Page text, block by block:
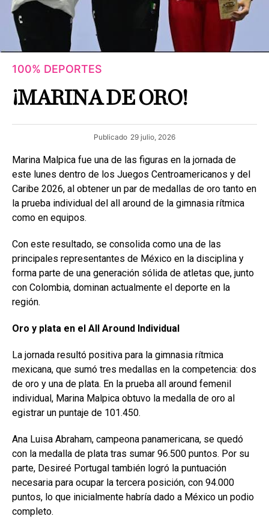
100% DEPORTES
¡MARINA DE ORO!
Publicado 29 julio, 2026
Marina Malpica fue una de las figuras en la jornada de
este lunes dentro de los Juegos Centroamericanos y del
Caribe 2026, al obtener un par de medallas de oro tanto en
la prueba individual del all around de la gimnasia rítmica
como en equipos.
Con este resultado, se consolida como una de las
principales representantes de México en la disciplina y
forma parte de una generación sólida de atletas que, junto
con Colombia, dominan actualmente el deporte en la
región.
Oro y plata en el All Around Individual
La jornada resultó positiva para la gimnasia rítmica
mexicana, que sumó tres medallas en la competencia: dos
de oro y una de plata. En la prueba all around femenil
individual, Marina Malpica obtuvo la medalla de oro al
egistrar un puntaje de 101.450.
Ana Luisa Abraham, campeona panamericana, se quedó
con la medalla de plata tras sumar 96.500 puntos. Por su
parte, Desireé Portugal también logró la puntuación
necesaria para ocupar la tercera posición, con 94.000
puntos, lo que inicialmente habría dado a México un podio
completo.